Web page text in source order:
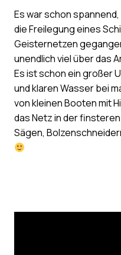
Es war schon
die Freilegung eines
Geisternetzen
unendlich viel über das
Es ist schon ein großer
und klaren Wasser bei
von kleinen Booten mit
das Netz in der
Sägen,